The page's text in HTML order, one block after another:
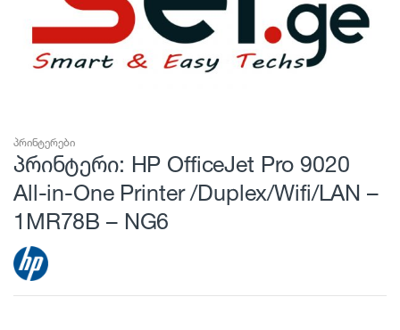
პრინტერები
პრინტერი: HP OfficeJet Pro 9020
All-in-One Printer /Duplex/Wifi/LAN –
1MR78B – NG6